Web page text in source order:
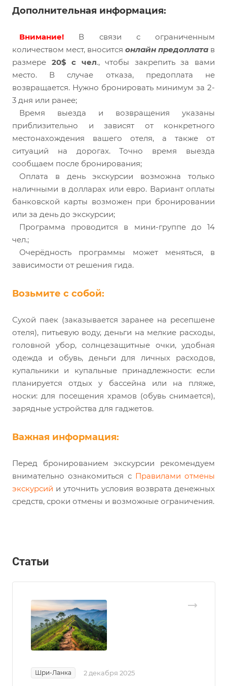
Дополнительная информация:
Внимание! В связи с ограниченным
количеством мест, вносится онлайн предоплата в
размере 20$ с чел., чтобы закрепить за вами
место. В случае отказа, предоплата не
возвращается. Нужно бронировать минимум за 2-
3 дня или ранее;
Время выезда и возвращения указаны
приблизительно и зависят от конкретного
местонахождения вашего отеля, а также от
ситуаций на дорогах. Точно время выезда
сообщаем после бронирования;
Оплата в день экскурсии возможна только
наличными в долларах или евро. Вариант оплаты
банковской карты возможен при бронировании
или за день до экскурсии;
Программа проводится в мини-группе до 14
чел.;
Очерёдность программы может меняться, в
зависимости от решения гида.
Возьмите с собой:
Сухой паек (заказывается заранее на ресепшене
отеля), питьевую воду, деньги на мелкие расходы,
головной убор, солнцезащитные очки, удобная
одежда и обувь, деньги для личных расходов,
купальники и купальные принадлежности: если
планируется отдых у бассейна или на пляже,
носки: для посещения храмов (обувь снимается),
зарядные устройства для гаджетов.
Важная информация:
Перед бронированием экскурсии рекомендуем
внимательно ознакомиться с Правилами отмены
экскурсий и уточнить условия возврата денежных
средств, сроки отмены и возможные ограничения.
Статьи
Шри-Ланка 2 декабря 2025